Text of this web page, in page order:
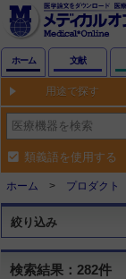
ホーム 文献
用途で探す
類義語を使用する
ホーム プロダクト
絞り込み
検索結果：282件